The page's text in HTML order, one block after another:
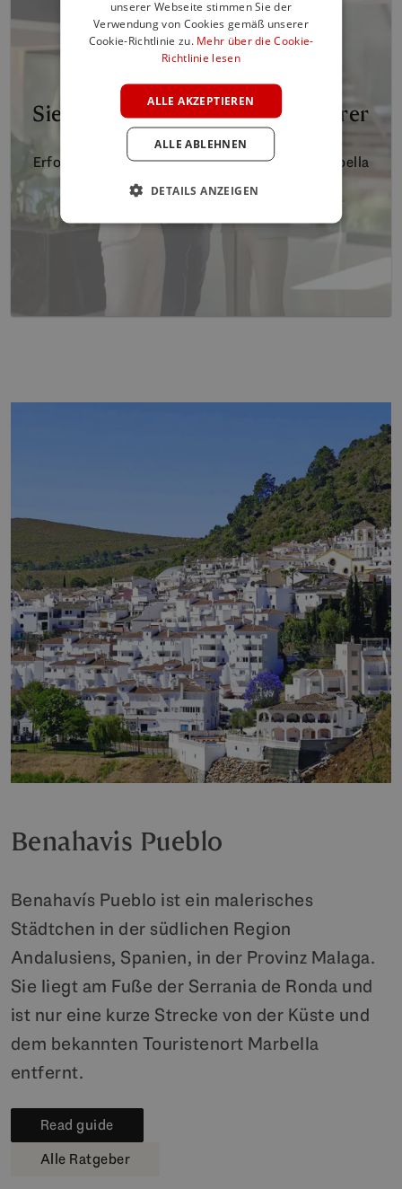
Sie denken über den Verkauf Ihrer
Immobilie nach
Erfolgreich verkaufen mit Engel & Völkers Marbella
Jetzt erfolgreich verkaufen
Benahavis Pueblo
Benahavís Pueblo ist ein malerisches
Städtchen in der südlichen Region
Andalusiens, Spanien, in der Provinz Malaga.
Sie liegt am Fuße der Serrania de Ronda und
ist nur eine kurze Strecke von der Küste und
dem bekannten Touristenort Marbella
entfernt.
Read guide
Alle Ratgeber
SPANISH
FRENCH
POLISH
unserer Webseite stimmen Sie der
Verwendung von Cookies gemäß unserer
Cookie-Richtlinie zu. Mehr über die Cookie-
Richtlinie lesen
ALLE AKZEPTIEREN
ALLE ABLEHNEN
DETAILS ANZEIGEN